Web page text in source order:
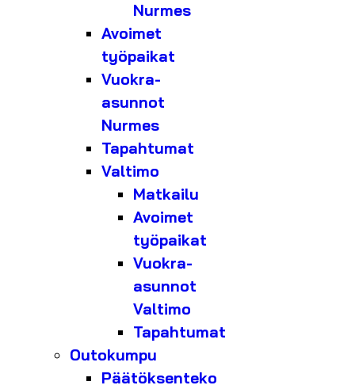
Nurmes
Avoimet
työpaikat
Vuokra-
asunnot
Nurmes
Tapahtumat
Valtimo
Matkailu
Avoimet
työpaikat
Vuokra-
asunnot
Valtimo
Tapahtumat
Outokumpu
Päätöksenteko